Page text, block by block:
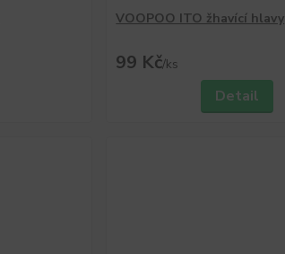
VOOPOO ITO žhavící hlavy
99 Kč/ks
Detail